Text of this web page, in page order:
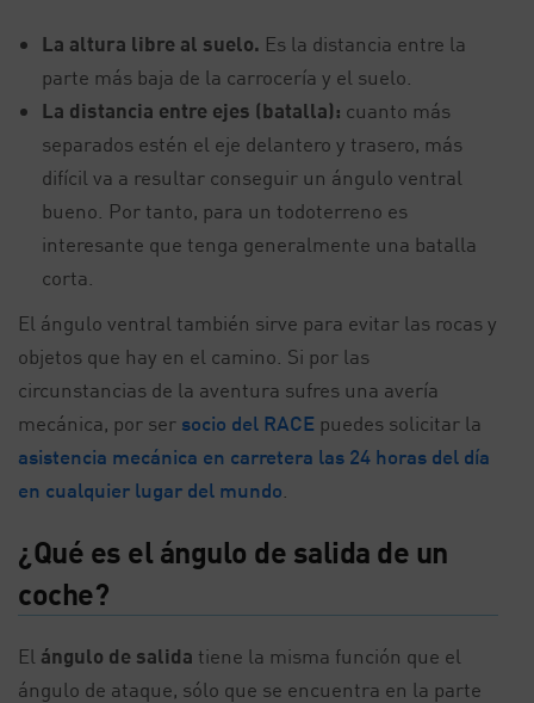
La altura libre al suelo. Es la distancia entre la
parte más baja de la carrocería y el suelo.
La distancia entre ejes (batalla): cuanto más
separados estén el eje delantero y trasero, más
difícil va a resultar conseguir un ángulo ventral
bueno. Por tanto, para un todoterreno es
interesante que tenga generalmente una batalla
corta.
El ángulo ventral también sirve para evitar las rocas y
objetos que hay en el camino. Si por las
circunstancias de la aventura sufres una avería
mecánica, por ser socio del RACE puedes solicitar la
asistencia mecánica en carretera las 24 horas del día
en cualquier lugar del mundo
¿Qué es el ángulo de salida de un
coche?
El ángulo de salida tiene la misma función que el
ángulo de ataque, sólo que se encuentra en la parte